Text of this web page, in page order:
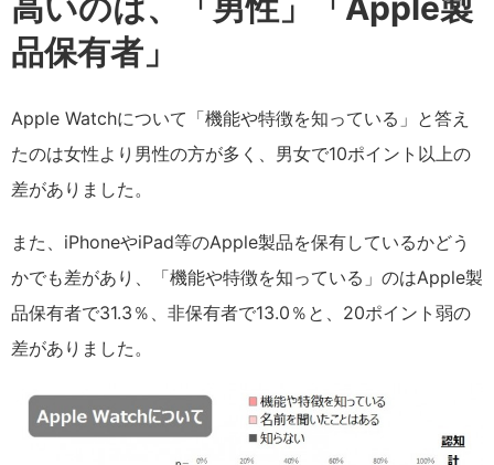
品保有者」
Apple Watchについて「機能や特徴を知っている」と答え
たのは女性より男性の方が多く、男女で10ポイント以上の
差がありました。
また、iPhoneやiPad等のApple製品を保有しているかどう
かでも差があり、「機能や特徴を知っている」のはApple製
品保有者で31.3％、非保有者で13.0％と、20ポイント弱の
差がありました。